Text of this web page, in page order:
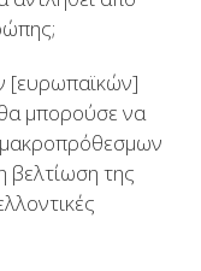
[ευρωπαϊκών]
μπορούσε να
βελτίωση της